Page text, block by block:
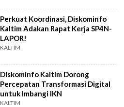
Perkuat Koordinasi, Diskominfo
Kaltim Adakan Rapat Kerja SP4N-
LAPOR!
KALTIM
Diskominfo Kaltim Dorong
Percepatan Transformasi Digital
untuk Imbangi IKN
KALTIM